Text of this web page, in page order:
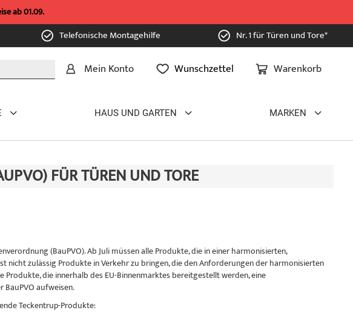
ab 01.09.
Telefonische Montagehilfe Nr. 1 für Türen und Tore*
Warenkorb
Mein Konto Wunschzettel
HAUS UND GARTEN MARKEN
FÜR TÜREN UND TORE
(BauPVO). Ab Juli müssen alle Produkte, die in einer harmonisierten,
nicht zulässig Produkte in Verkehr zu bringen, die den Anforderungen der harmonisierten
Produkte, die innerhalb des EU-Binnenmarktes bereitgestellt werden, eine
aufweisen.
Teckentrup-Produkte: